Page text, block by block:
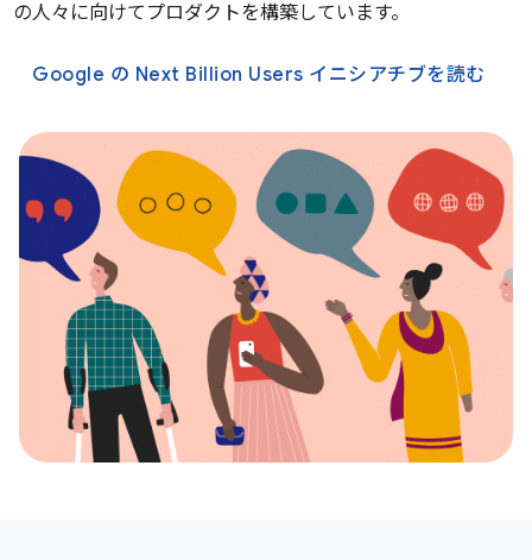
の人々に向けてプロダクトを構築しています。
Google の Next Billion Users イニシアチブを読む